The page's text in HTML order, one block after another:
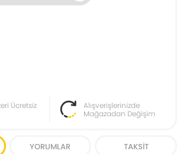
Ücretsiz
Alışverişlerinizde
Mağazadan Değişim
YORUMLAR TAKSIT